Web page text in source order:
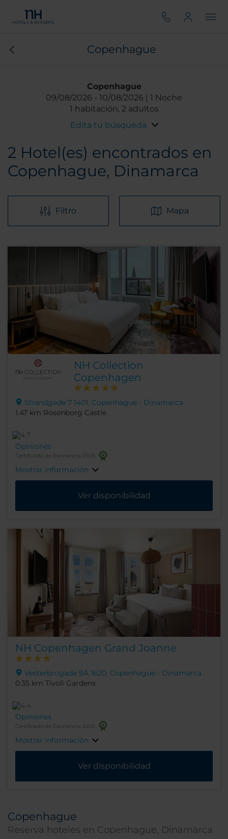
Copenhague
Copenhague
09/08/2026
10/08/2026
1 Noche
1 habitación, 2 adultos
Edita tu búsqueda
2 Hotel(es) encontrados en
Copenhague, Dinamarca
Filtro Mapa
NH Collection
Copenhagen
Strandgade 7 1401, Copenhague - Dinamarca
1.47 km Rosenborg Castle
Opiniones
Certificado de Excelencia 2025
Mostrar información
Ver disponibilidad
NH Copenhagen Grand Joanne
Vesterbrogade 9A 1620, Copenhague - Dinamarca
0.35 km Tivoli Gardens
Opiniones
Certificado de Excelencia 2025
Mostrar información
Ver disponibilidad
Copenhague
Reserva hoteles en Copenhague, Dinamarca